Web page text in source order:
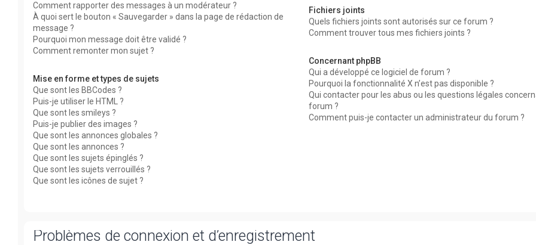
Comment rapporter des messages à un modérateur ?
À quoi sert le bouton « Sauvegarder » dans la page de rédaction de
message ?
Pourquoi mon message doit être validé ?
Comment remonter mon sujet ?
Mise en forme et types de sujets
Que sont les BBCodes ?
Puis-je utiliser le HTML ?
Que sont les smileys ?
Puis-je publier des images ?
Que sont les annonces globales ?
Que sont les annonces ?
Que sont les sujets épinglés ?
Que sont les sujets verrouillés ?
Que sont les icônes de sujet ?
Fichiers joints
Quels fichiers joints sont autorisés sur ce forum ?
Comment trouver tous mes fichiers joints ?
Concernant phpBB
Qui a développé ce logiciel de forum ?
Pourquoi la fonctionnalité X n’est pas disponible ?
Qui contacter pour les abus ou les questions légales
forum ?
Comment puis-je contacter un administrateur du forum ?
Problèmes de connexion et d’enregistrement